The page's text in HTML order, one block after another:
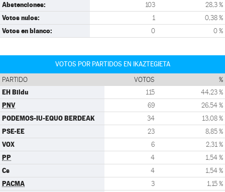
Abstenciones: 103 28,3 %
Votos nulos: 1 0,38 %
Votos en blanco: 0 0 %
VOTOS POR PARTIDOS EN IKAZTEGIETA
PARTIDO VOTOS %
EH Bildu 115 44,23 %
PNV 69 26,54 %
PODEMOS-IU-EQUO BERDEAK 34 13,08 %
PSE-EE 23 8,85 %
VOX 6 2,31 %
PP 4 1,54 %
Cs 4 1,54 %
PACMA 3 1,15 %